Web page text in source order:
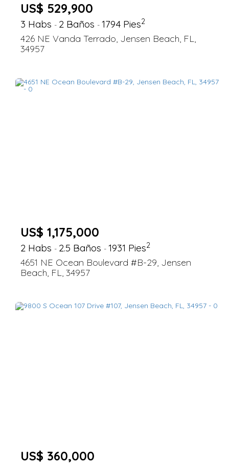
US$ 529,900
3 Habs - 2 Baños - 1794 Pies2
426 NE Vanda Terrado, Jensen Beach, FL,
34957
US$ 1,175,000
2 Habs - 2.5 Baños - 1931 Pies2
4651 NE Ocean Boulevard #B-29, Jensen
Beach, FL, 34957
US$ 360,000